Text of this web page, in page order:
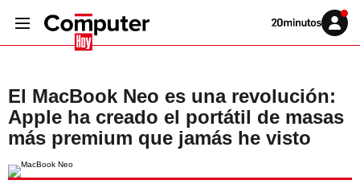
Volver
Iniciar
sesión
El MacBook Neo es una revolución:
Apple ha creado el portátil de masas
más premium que jamás he visto